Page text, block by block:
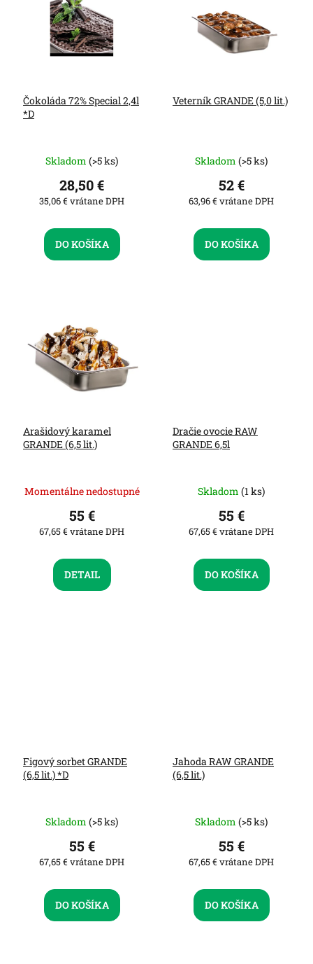
Čokoláda 72% Special 2,4l
*D
Skladom (>5 ks)
35,06 € vrátane DPH
28,50 €
DO KOŠÍKA
Veterník GRANDE (5,0 lit.)
Skladom (>5 ks)
63,96 € vrátane DPH
52 €
DO KOŠÍKA
Arašidový karamel
GRANDE (6,5 lit.)
Momentálne nedostupné
67,65 € vrátane DPH
55 €
DETAIL
Dračie ovocie RAW
GRANDE 6,5l
Skladom (1 ks)
67,65 € vrátane DPH
55 €
DO KOŠÍKA
Figový sorbet GRANDE
(6,5 lit.) *D
Skladom (>5 ks)
67,65 € vrátane DPH
55 €
DO KOŠÍKA
Jahoda RAW GRANDE
(6,5 lit.)
Skladom (>5 ks)
67,65 € vrátane DPH
55 €
DO KOŠÍKA